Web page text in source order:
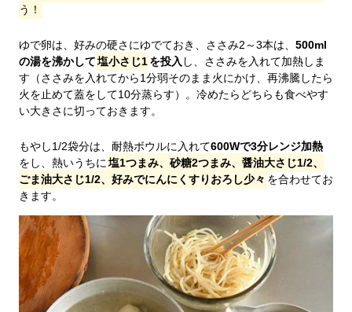
う！
ゆで卵は、好みの硬さにゆでておき、ささみ2～3本は、 500ml
の湯を沸かして塩小さじ1を投入 し、ささみを入れて加熱しま
す（ささみを入れてから1分弱そのまま火にかけ、再沸騰したら
火を止めて蓋をして10分蒸らす）。冷めたらどちらも食べやす
い大きさに切っておきます。
もやし1/2袋分は、耐熱ボウルに入れて600Wで3分レンジ加熱
をし、熱いうちに 塩1つまみ、砂糖2つまみ、醤油大さじ1/2、
ごま油大さじ1/2、好みでにんにくすりおろし少々 を合わせてお
きます。